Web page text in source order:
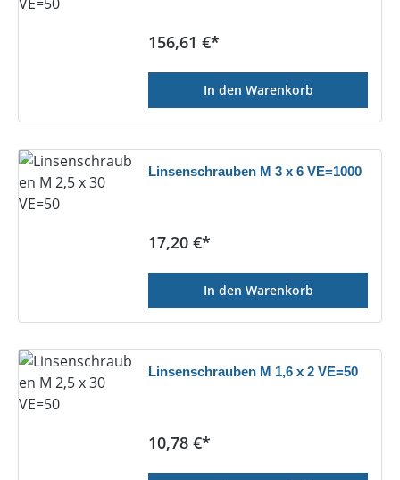
Regulärer Preis:
156,61 €*
In den Warenkorb
Linsenschrauben M 3 x 6 VE=1000
Regulärer Preis:
17,20 €*
In den Warenkorb
Linsenschrauben M 1,6 x 2 VE=50
Regulärer Preis:
10,78 €*